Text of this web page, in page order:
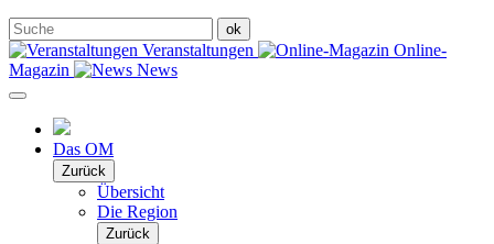
Veranstaltungen
Online-
Magazin
News
Das OM
Zurück
Übersicht
Die Region
Zurück